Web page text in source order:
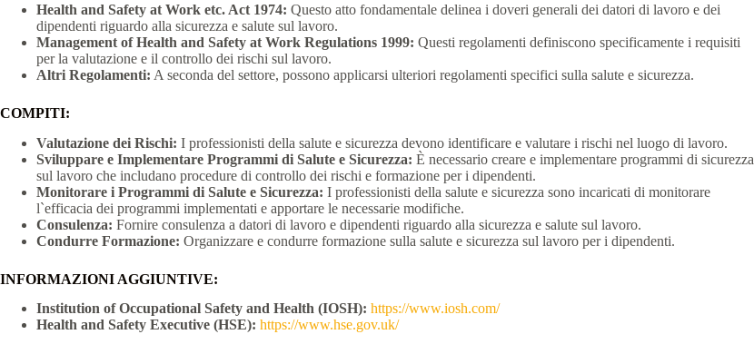
Health and Safety at Work etc. Act 1974: Questo atto fondamentale delinea i doveri generali dei datori di lavoro e dei
dipendenti riguardo alla sicurezza e salute sul lavoro.
Management of Health and Safety at Work Regulations 1999: Questi regolamenti definiscono specificamente i requisiti
per la valutazione e il controllo dei rischi sul lavoro.
Altri Regolamenti: A seconda del settore, possono applicarsi ulteriori regolamenti specifici sulla salute e sicurezza.
COMPITI:
Valutazione dei Rischi: I professionisti della salute e sicurezza devono identificare e valutare i rischi nel luogo di lavoro.
Sviluppare e Implementare Programmi di Salute e Sicurezza: È necessario creare e implementare programmi di sicurezza
sul lavoro che includano procedure di controllo dei rischi e formazione per i dipendenti.
Monitorare i Programmi di Salute e Sicurezza: I professionisti della salute e sicurezza sono incaricati di monitorare
l`efficacia dei programmi implementati e apportare le necessarie modifiche.
Consulenza: Fornire consulenza a datori di lavoro e dipendenti riguardo alla sicurezza e salute sul lavoro.
Condurre Formazione: Organizzare e condurre formazione sulla salute e sicurezza sul lavoro per i dipendenti.
INFORMAZIONI AGGIUNTIVE:
Institution of Occupational Safety and Health (IOSH): https://www.iosh.com/
Health and Safety Executive (HSE): https://www.hse.gov.uk/